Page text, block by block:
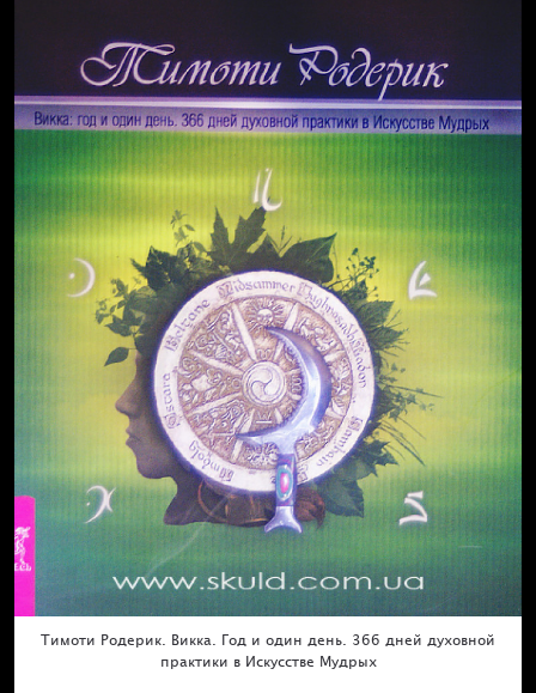
Тимоти Родерик. Викка. Год и один день. 366 дней духовной
практики в Искусстве Мудрых